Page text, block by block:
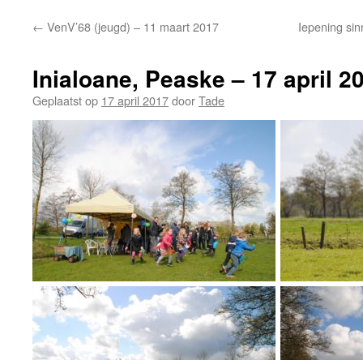
← VenV’68 (jeugd) – 11 maart 2017 Iepening
Inialoane, Peaske – 17 april
Geplaatst op 17 april 2017doorTade